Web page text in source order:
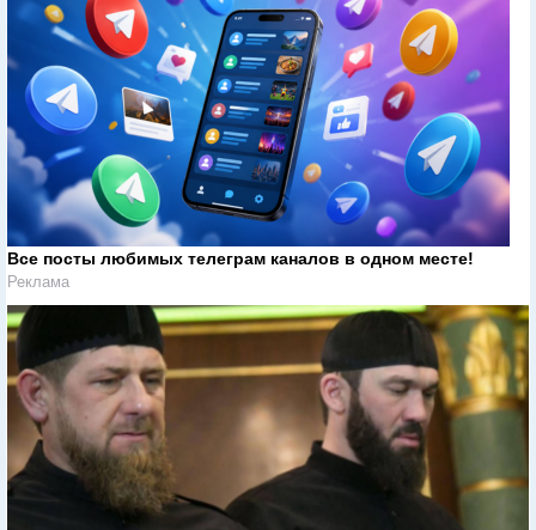
Все посты любимых телеграм каналов в одном месте!
Реклама